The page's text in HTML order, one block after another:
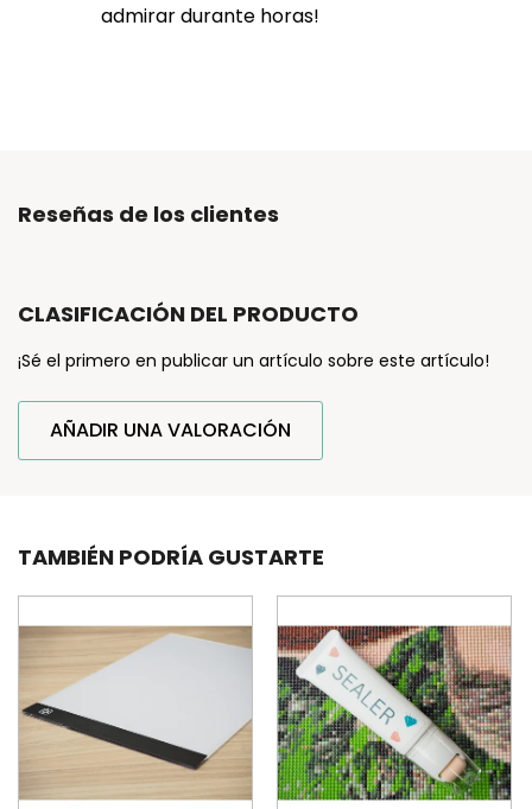
admirar durante horas!
Reseñas de los clientes
CLASIFICACIÓN DEL PRODUCTO
¡Sé el primero en publicar un artículo sobre este artículo!
AÑADIR UNA VALORACIÓN
TAMBIÉN PODRÍA GUSTARTE